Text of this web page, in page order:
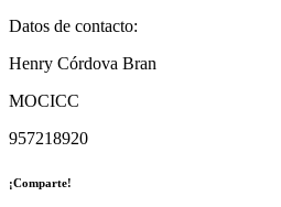
Datos de contacto:
Henry Córdova Bran
MOCICC
957218920
¡Comparte!